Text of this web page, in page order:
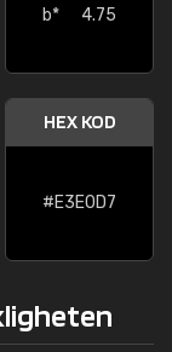
b*
4.75
HEX KOD
#E3E0D7